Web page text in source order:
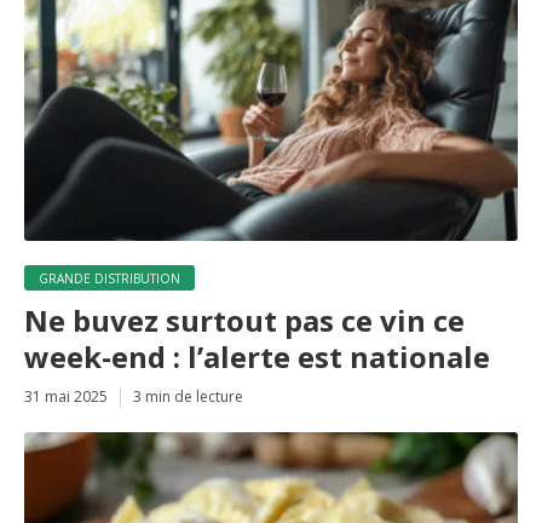
GRANDE DISTRIBUTION
Ne buvez surtout pas ce vin ce
week-end : l’alerte est nationale
31 mai 2025 3 min de lecture